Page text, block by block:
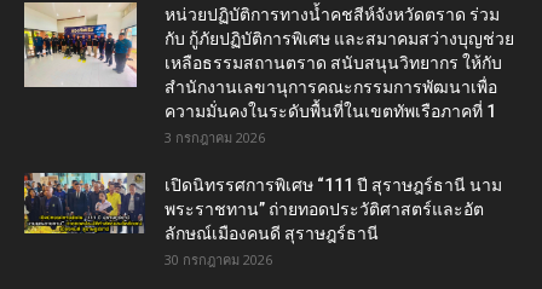
หน่วยปฏิบัติการทางน้ำคชสีห์จังหวัดตราด ร่วม
กับ กู้ภัยปฏิบัติการพิเศษ และสมาคมสว่างบุญช่วย
เหลือธรรมสถานตราด สนับสนุนวิทยากร ให้กับ
สำนักงานเลขานุการคณะกรรมการพัฒนาเพื่อ
ความมั่นคงในระดับพื้นที่ในเขตทัพเรือภาคที่ 1
3 กรกฎาคม 2026
เปิดนิทรรศการพิเศษ “111 ปี สุราษฎร์ธานี นาม
พระราชทาน” ถ่ายทอดประวัติศาสตร์และอัต
ลักษณ์เมืองคนดี สุราษฎร์ธานี
30 กรกฎาคม 2026